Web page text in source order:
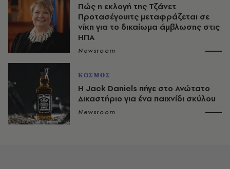
Πώς η εκλογή της Τζάνετ
Προτασέγουιτς μεταφράζεται σε
νίκη για το δικαίωμα άμβλωσης στις
ΗΠΑ
Newsroom
ΚΟΣΜΟΣ
Η Jack Daniels πήγε στο Ανώτατο
Δικαστήριο για ένα παιχνίδι σκύλου
Newsroom